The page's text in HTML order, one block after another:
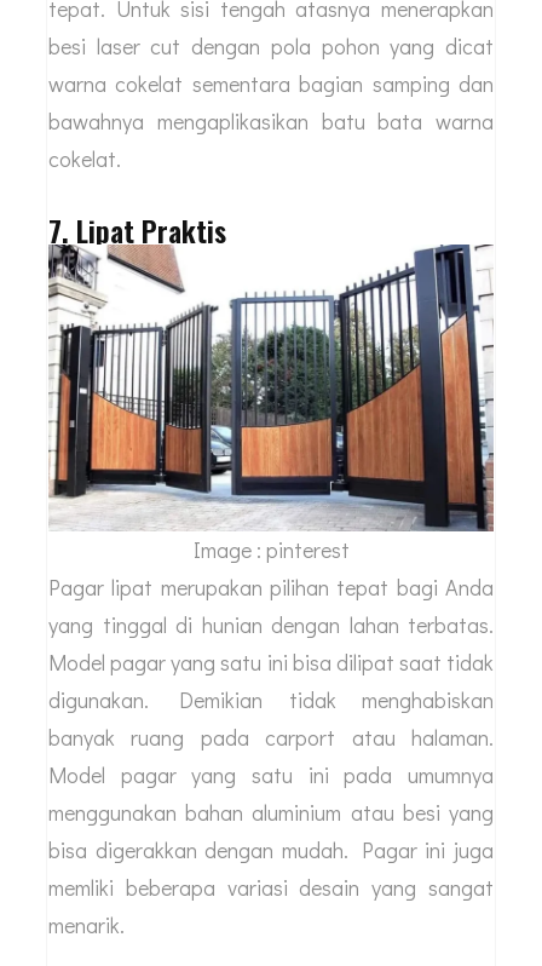
tepat. Untuk sisi tengah atasnya menerapkan
besi laser cut dengan pola pohon yang dicat
warna cokelat sementara bagian samping dan
bawahnya mengaplikasikan batu bata warna
cokelat.
7. Lipat Praktis
Image : pinterest
Pagar lipat merupakan pilihan tepat bagi Anda
yang tinggal di hunian dengan lahan terbatas.
Model pagar yang satu ini bisa dilipat saat tidak
digunakan. Demikian tidak menghabiskan
banyak ruang pada carport atau halaman.
Model pagar yang satu ini pada umumnya
menggunakan bahan aluminium atau besi yang
bisa digerakkan dengan mudah. Pagar ini juga
memliki beberapa variasi desain yang sangat
menarik.